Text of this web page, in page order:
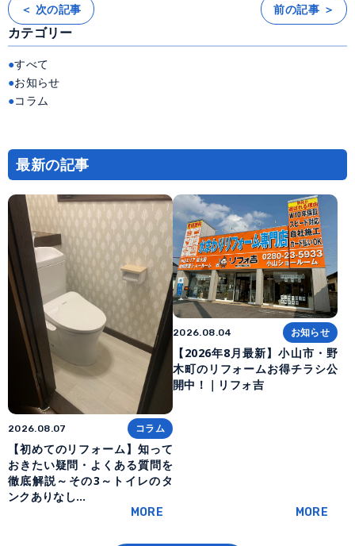
投
稿
ナ
ビ
ゲ
ー
シ
ョ
ン
＜ 次の記事 前の記事 ＞
カテゴリー
すべて
お知らせ
コラム
最新の記事
2026.08.07 コラム
【初めてのリフォーム】知って
おきたい疑問・よくある質問を
徹底解説～その3～トイレのタ
ンクありなし…
MORE
2026.08.04 お知らせ
【2026年8月最新】小山市・野
木町のリフォームお得チラシ公
開中！｜リフォ吉
MORE